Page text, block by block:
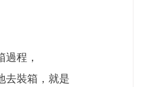
程，
去裝箱，就是